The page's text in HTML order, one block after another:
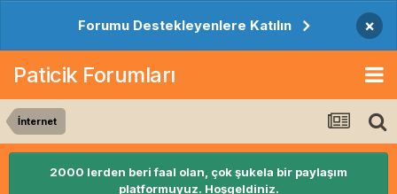
Forumu Destekleyenlere Katılın ×
Paticik Forumları
İnternet
2000 lerden beri faal olan, çok şukela bir paylaşım
platformuyuz. Hoşgeldiniz.